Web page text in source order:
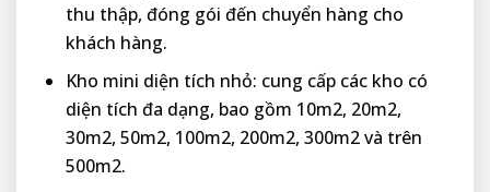
thu thập, đóng gói đến chuyển hàng cho
khách hàng.
Kho mini diện tích nhỏ: cung cấp các kho có
diện tích đa dạng, bao gồm 10m2, 20m2,
30m2, 50m2, 100m2, 200m2, 300m2 và trên
500m2.